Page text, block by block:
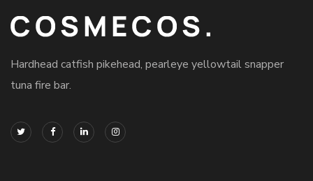
Hardhead catfish pikehead, pearleye yellowtail snapper
tuna fire bar.